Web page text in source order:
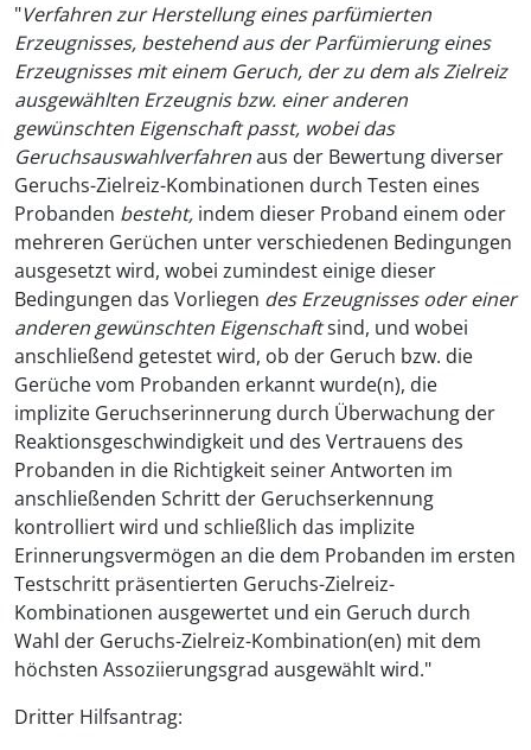
"Verfahren zur Herstellung eines parfümierten
Erzeugnisses, bestehend aus der Parfümierung eines
Erzeugnisses mit einem Geruch, der zu dem als Zielreiz
ausgewählten Erzeugnis bzw. einer anderen
gewünschten Eigenschaft passt, wobei das
Geruchsauswahlverfahrenaus der Bewertung diverser
Geruchs-Zielreiz-Kombinationen durch Testen eines
Probanden besteht, indem dieser Proband einem oder
mehreren Gerüchen unter verschiedenen Bedingungen
ausgesetzt wird, wobei zumindest einige dieser
Bedingungen das Vorliegen des Erzeugnisses oder einer
anderen gewünschten Eigenschaftsind, und wobei
anschließend getestet wird, ob der Geruch bzw. die
Gerüche vom Probanden erkannt wurde(n), die
implizite Geruchserinnerung durch Überwachung der
Reaktionsgeschwindigkeit und des Vertrauens des
Probanden in die Richtigkeit seiner Antworten im
anschließenden Schritt der Geruchserkennung
kontrolliert wird und schließlich das implizite
Erinnerungsvermögen an die dem Probanden im ersten
Testschritt präsentierten Geruchs-Zielreiz-
Kombinationen ausgewertet und ein Geruch durch
Wahl der Geruchs-Zielreiz-Kombination(en) mit dem
höchsten Assoziierungsgrad ausgewählt wird."
Dritter Hilfsantrag: